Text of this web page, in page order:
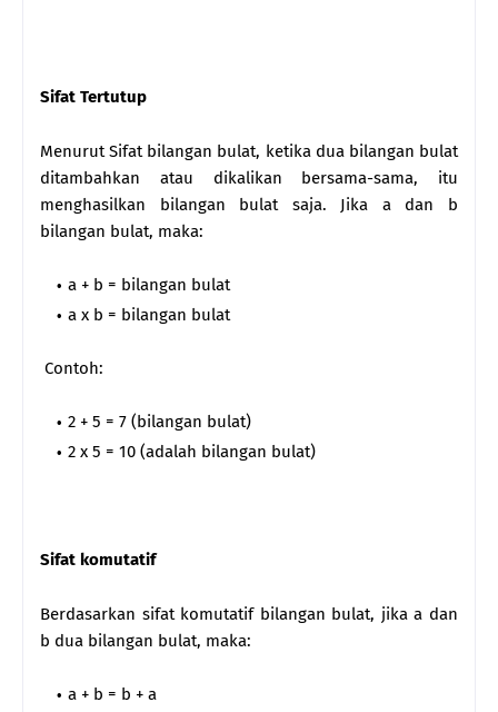
Sifat Tertutup
Menurut Sifat bilangan bulat, ketika dua bilangan bulat
ditambahkan atau dikalikan bersama-sama, itu
menghasilkan bilangan bulat saja. Jika a dan b
bilangan bulat, maka:
a + b = bilangan bulat
a x b = bilangan bulat
Contoh:
2 + 5 = 7 (bilangan bulat)
2 x 5 = 10 (adalah bilangan bulat)
Sifat komutatif
Berdasarkan sifat komutatif bilangan bulat, jika a dan
b dua bilangan bulat, maka:
a + b = b + a